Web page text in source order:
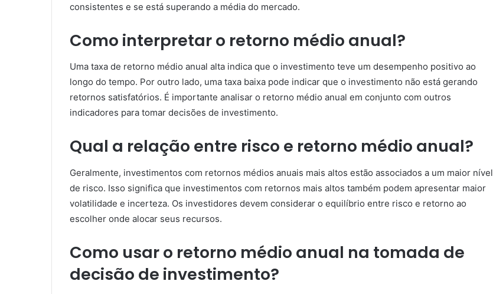
consistentes e se está superando a média do mercado.
Como interpretar o retorno médio anual?
Uma taxa de retorno médio anual alta indica que o investimento teve um desempenho positivo ao
longo do tempo. Por outro lado, uma taxa baixa pode indicar que o investimento não está gerando
retornos satisfatórios. É importante analisar o retorno médio anual em conjunto com outros
indicadores para tomar decisões de investimento.
Qual a relação entre risco e retorno médio anual?
Geralmente, investimentos com retornos médios anuais mais altos estão associados a um maior nível
de risco. Isso significa que investimentos com retornos mais altos também podem apresentar maior
volatilidade e incerteza. Os investidores devem considerar o equilíbrio entre risco e retorno ao
escolher onde alocar seus recursos.
Como usar o retorno médio anual na tomada de
decisão de investimento?